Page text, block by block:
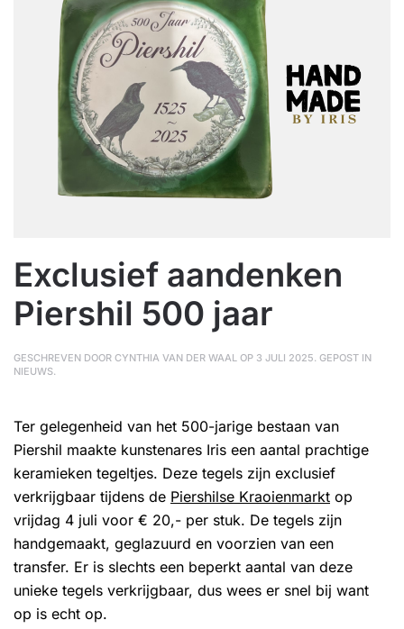
Exclusief aandenken
Piershil 500 jaar
GESCHREVEN DOOR CYNTHIA VAN DER WAAL OP 3 JULI 2025. GEPOST IN
NIEUWS.
Ter gelegenheid van het 500-jarige bestaan van
Piershil maakte kunstenares Iris een aantal prachtige
keramieken tegeltjes. Deze tegels zijn exclusief
verkrijgbaar tijdens de Piershilse Kraoienmarkt op
vrijdag 4 juli voor € 20,- per stuk. De tegels zijn
handgemaakt, geglazuurd en voorzien van een
transfer. Er is slechts een beperkt aantal van deze
unieke tegels verkrijgbaar, dus wees er snel bij want
op is echt op.